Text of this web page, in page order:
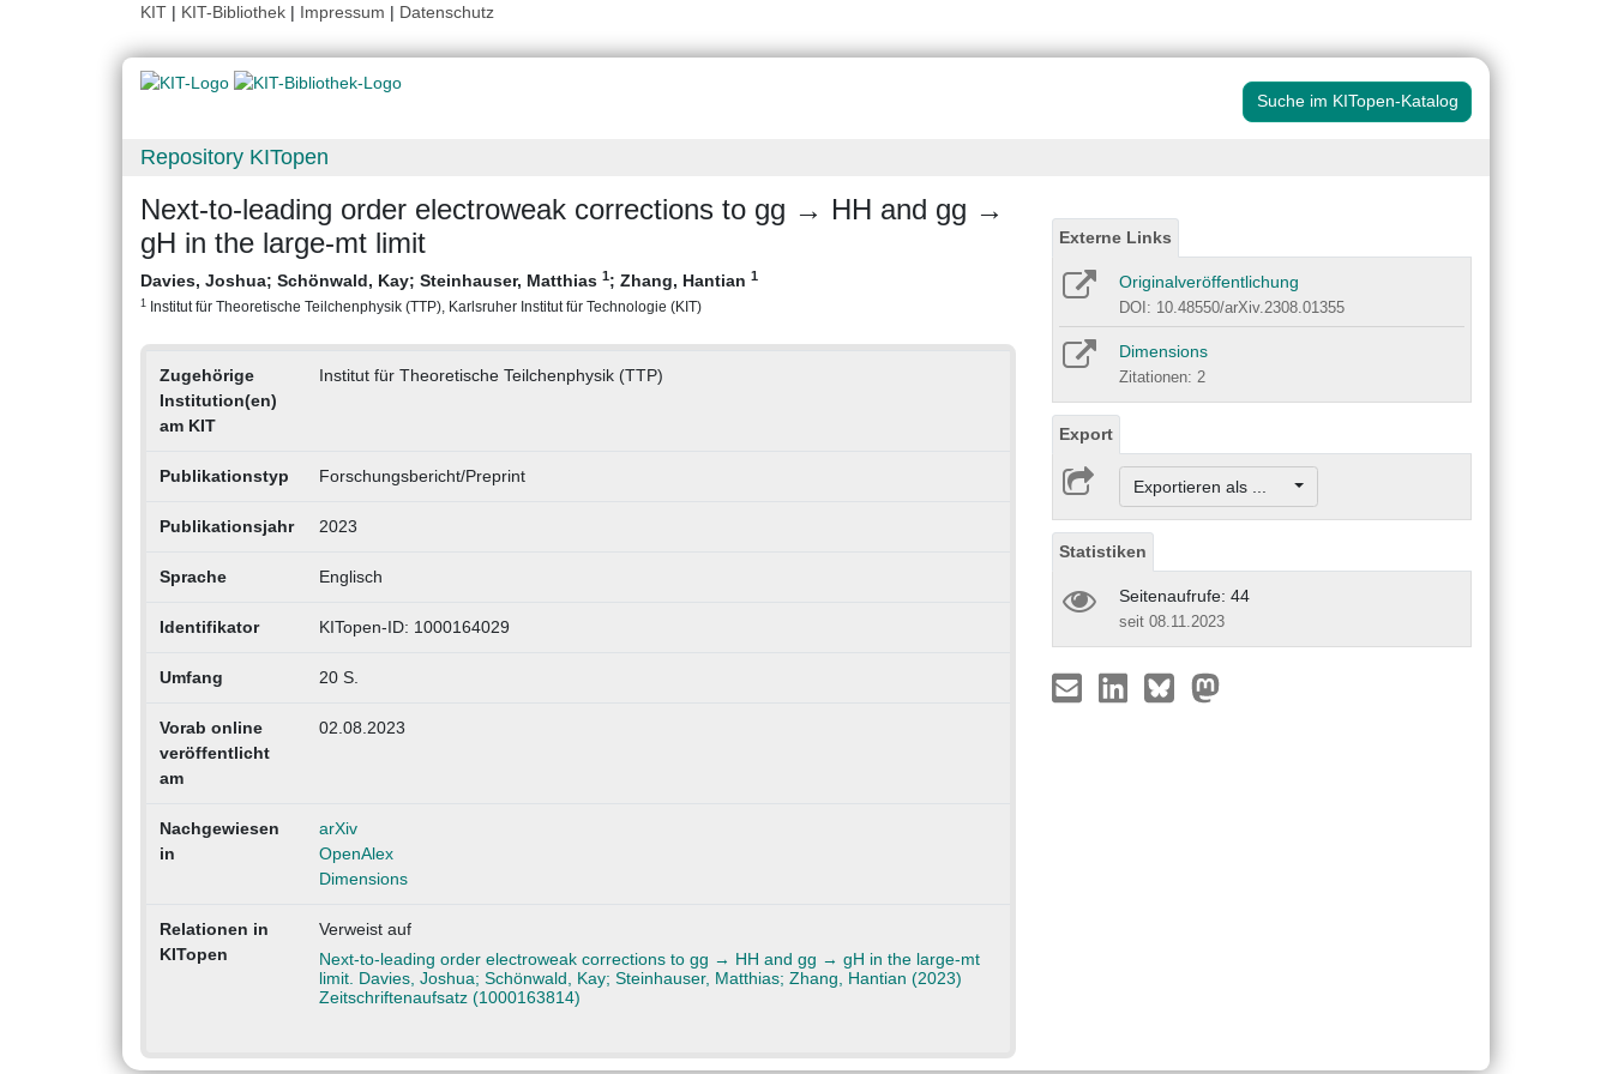
KIT | KIT-Bibliothek | Impressum | Datenschutz
Suche im KITopen-Katalog
Repository KITopen
Next-to-leading order electroweak corrections to gg → HH and gg →
gH in the large-mt limit
Davies, Joshua; Schönwald, Kay; Steinhauser, Matthias 1; Zhang, Hantian 1
1 Institut für Theoretische Teilchenphysik (TTP), Karlsruher Institut für Technologie (KIT)
Zugehörige
Institution(en)
am KIT
Institut für Theoretische Teilchenphysik (TTP)
Publikationstyp Forschungsbericht/Preprint
Publikationsjahr 2023
Sprache Englisch
Identifikator KITopen-ID: 1000164029
Umfang 20 S.
Vorab online
veröffentlicht
am
02.08.2023
Nachgewiesen
in
arXiv
OpenAlex
Dimensions
Relationen in
KITopen
Verweist auf
Next-to-leading order electroweak corrections to gg → HH and gg → gH in the large-mt
limit. Davies, Joshua; Schönwald, Kay; Steinhauser, Matthias; Zhang, Hantian (2023)
Zeitschriftenaufsatz (1000163814)
Externe Links
Originalveröffentlichung
DOI: 10.48550/arXiv.2308.01355
Dimensions
Zitationen: 2
Export
Exportieren als ...
Statistiken
Seitenaufrufe: 44
seit 08.11.2023